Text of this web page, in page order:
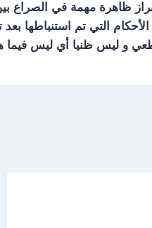
ظاهرة مهمة في الصراع
الأحكام التي تم